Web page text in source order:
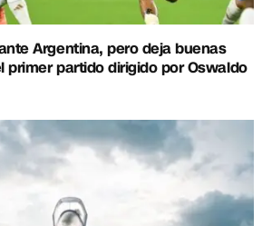
Argentina, pero deja buenas
primer partido dirigido por Oswaldo